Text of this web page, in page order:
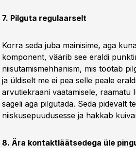
7. Pilguta regulaarselt
Korra seda juba mainisime, aga
komponent, väärib see eraldi
niisutamismehhanism, mis töötab
ja üldiselt me ei pea selle peale
arvutiekraani vaatamisele, raamatu
sageli aga pilgutada. Seda pidevalt
niiskusepuudusesse ja hakkab
8. Ära kontaktläätsedega üle